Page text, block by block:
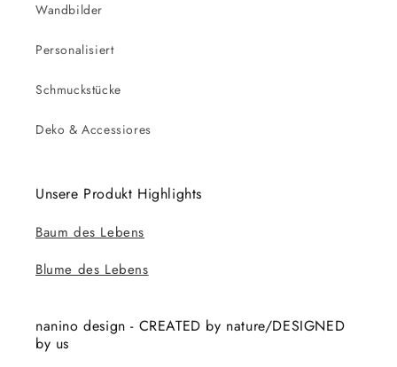
Wandbilder
Personalisiert
Schmuckstücke
Deko & Accessiores
Unsere Produkt Highlights
Baum des Lebens
Blume des Lebens
nanino design - CREATED by nature/DESIGNED
by us